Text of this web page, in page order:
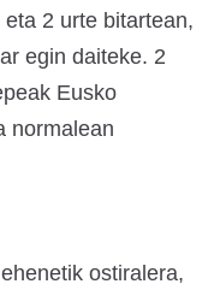
eta 2 urte bitartean,
egin daiteke. 2
Eusko
normalean
ostiralera,